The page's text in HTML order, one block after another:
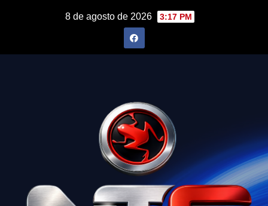
8 de agosto de 2026 3:17 PM